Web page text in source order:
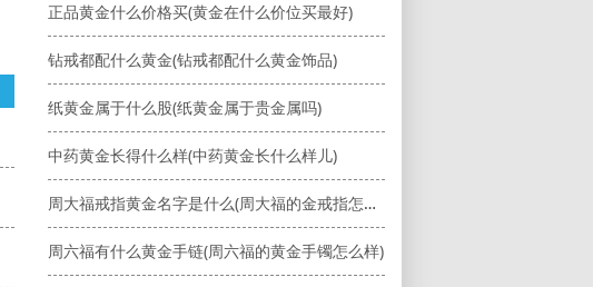
正品黄金什么价格买(黄金在什么价位买最好)
钻戒都配什么黄金(钻戒都配什么黄金饰品)
纸黄金属于什么股(纸黄金属于贵金属吗)
中药黄金长得什么样(中药黄金长什么样儿)
周大福戒指黄金名字是什么(周大福的金戒指怎么样)
周六福有什么黄金手链(周六福的黄金手镯怎么样)